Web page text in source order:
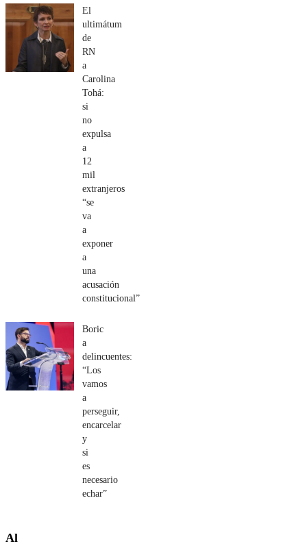
El
ultimátum
de
RN
a
Carolina
Tohá:
si
no
expulsa
a
12
mil
extranjeros
“se
va
a
exponer
a
una
acusación
constitucional”
Boric
a
delincuentes:
“Los
vamos
a
perseguir,
encarcelar
y
si
es
necesario
echar”
Al